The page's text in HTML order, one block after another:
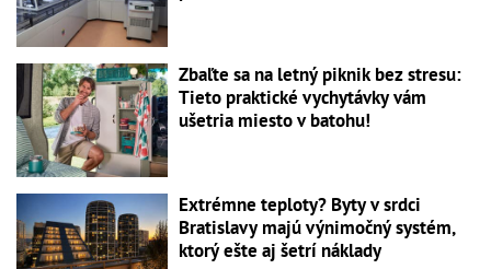
Zbaľte sa na letný piknik bez stresu:
Tieto praktické vychytávky vám
ušetria miesto v batohu!
Extrémne teploty? Byty v srdci
Bratislavy majú výnimočný systém,
ktorý ešte aj šetrí náklady